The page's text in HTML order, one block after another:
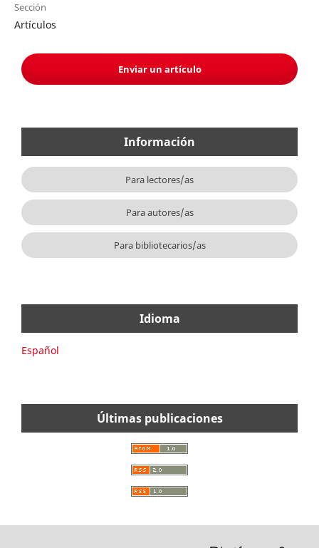
Sección
Artículos
Enviar un artículo
Información
Para lectores/as
Para autores/as
Para bibliotecarios/as
Idioma
Español
Últimas publicaciones